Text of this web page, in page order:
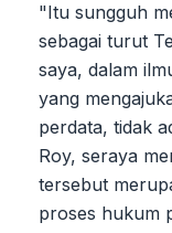
"Itu sungguh
sebagai turut
saya, dalam
yang
perdata, tidak
Roy, seraya
tersebut
proses hukum